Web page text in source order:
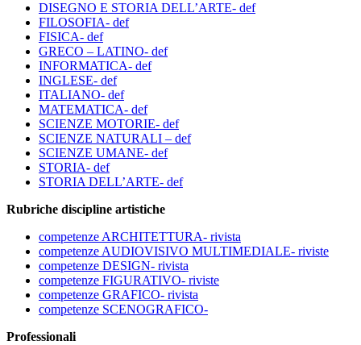
DISEGNO E STORIA DELL’ARTE- def
FILOSOFIA- def
FISICA- def
GRECO – LATINO- def
INFORMATICA- def
INGLESE- def
ITALIANO- def
MATEMATICA- def
SCIENZE MOTORIE- def
SCIENZE NATURALI – def
SCIENZE UMANE- def
STORIA- def
STORIA DELL’ARTE- def
Rubriche discipline artistiche
competenze ARCHITETTURA- rivista
competenze AUDIOVISIVO MULTIMEDIALE- riviste
competenze DESIGN- rivista
competenze FIGURATIVO- riviste
competenze GRAFICO- rivista
competenze SCENOGRAFICO-
Professionali